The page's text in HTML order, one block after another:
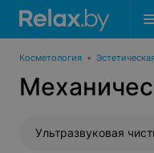
Косметология •
Ультразвуковая